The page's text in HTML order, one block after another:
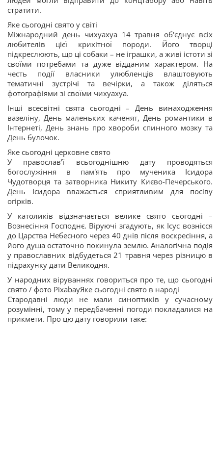
стратити.
Яке сьогодні свято у світі
Міжнародний день чихуахуа 14 травня об'єднує всіх
любителів цієї крихітної породи. Його творці
підкреслюють, що ці собаки – не іграшки, а живі істоти зі
своїми потребами та дуже відданим характером. На
честь події власники улюбленців влаштовують
тематичні зустрічі та вечірки, а також діляться
фотографіями зі своїми чихуахуа.
Інші всесвітні свята сьогодні – День винаходження
вазеліну, День маленьких каченят, День романтики в
Інтернеті, День знань про хвороби спинного мозку та
День булочок.
Яке сьогодні церковне свято
У православ'ї всьогоднішню дату проводяться
богослужіння в пам'ять про мученика Ісидора
Чудотворця та затворника Никиту Києво-Печерського.
День Ісидора вважається сприятливим для посіву
огірків.
У католиків відзначається велике свято сьогодні –
Вознесіння Господнє. Віруючі згадують, як Ісус вознісся
до Царства Небесного через 40 днів після воскресіння, а
його душа остаточно покинула землю. Аналогічна подія
у православних відбудеться 21 травня через різницю в
підрахунку дати Великодня.
У народних віруваннях говориться про те, що сьогодні
свято / фото PixabayЯке сьогодні свято в народі
Стародавні люди не мали синоптиків у сучасному
розумінні, тому у передбаченні погоди покладалися на
прикмети. Про цю дату говорили таке: